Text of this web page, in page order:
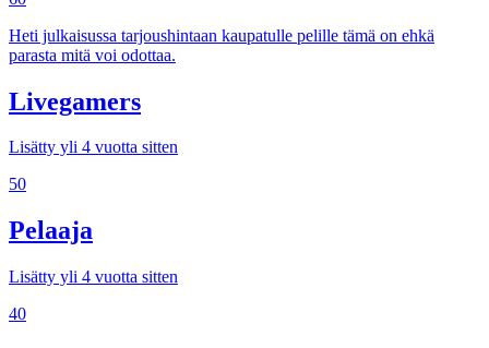
Heti julkaisussa tarjoushintaan kaupatulle pelille tämä on ehkä
parasta mitä voi odottaa.
Livegamers
Lisätty yli 4 vuotta sitten
50
Pelaaja
Lisätty yli 4 vuotta sitten
40